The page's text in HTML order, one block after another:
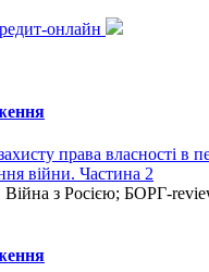
онлайн
права власності в
війни. Частина 2
Війна з Росією; БОРГ-